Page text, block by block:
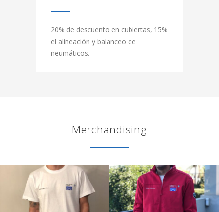
20% de descuento en cubiertas, 15%
el alineación y balanceo de
neumáticos.
Merchandising